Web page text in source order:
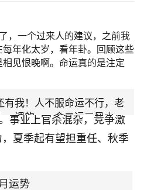
年的运势
年正值本命年，遭遇“值
整体运势如烈火淬炼，挑战
压力大，易情绪波动、人
，趋于平稳，是修复关
事业上官杀混杂，竞争激
，夏季起有望担重任、秋季
运势
，一个过来人的建议，之前我
年化太岁，看年卦。回顾这些
见恨晚啊。命运真的是注定
有我！人不服命运不行，老
一课的。一命二运三风水，
每年找老师化太岁，看年
，都是缘分啊！